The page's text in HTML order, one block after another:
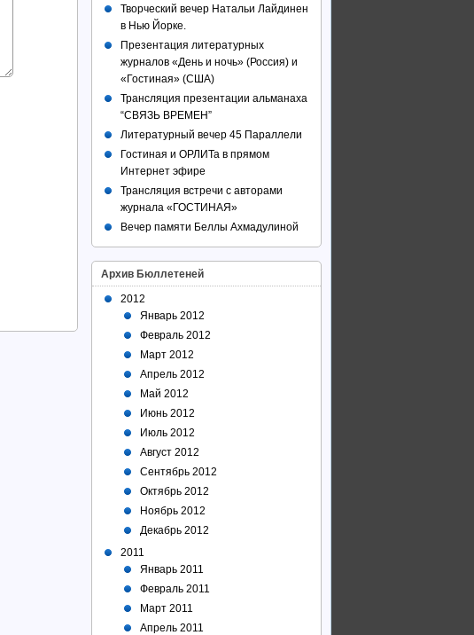
Творческий вечер Натальи Лайдинен
в Нью Йорке.
Презентация литературных
журналов «День и ночь» (Россия) и
«Гостиная» (США)
Трансляция презентации альманаха
“СВЯЗЬ ВРЕМЕН”
Литературный вечер 45 Параллели
Гостиная и ОРЛИТа в прямом
Интернет эфире
Трансляция встречи с авторами
журнала «ГОСТИНАЯ»
Вечер памяти Беллы Ахмадулиной
Архив Бюллетеней
2012
Январь 2012
Февраль 2012
Март 2012
Апрель 2012
Май 2012
Июнь 2012
Июль 2012
Август 2012
Сентябрь 2012
Октябрь 2012
Ноябрь 2012
Декабрь 2012
2011
Январь 2011
Февраль 2011
Март 2011
Апрель 2011